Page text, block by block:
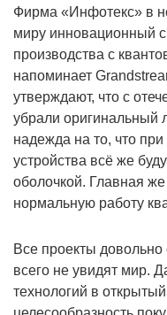
Фирма «Инфотекс» в
миру инновационный
производства с
напоминает
утверждают, что с
убрали оригинальный
надежда на то, что
устройства всё же
оболочкой. Главная
нормальную работу
Все проекты
всего не увидят мир.
технологий в